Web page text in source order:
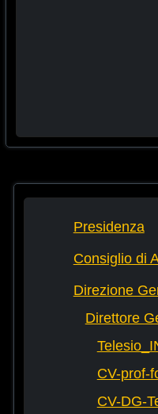
Presidenza
Consiglio di
Direzione
Direttore
CV-prof-
CV-DG-